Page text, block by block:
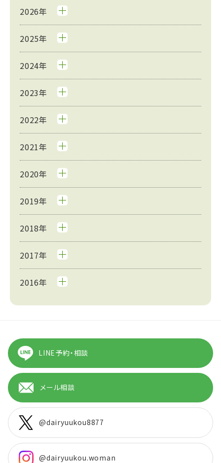
2026年
2025年
2024年
2023年
2022年
2021年
2020年
2019年
2018年
2017年
2016年
LINE予約・相談
メール相談
@dairyuukou8877
@dairyuukou.woman